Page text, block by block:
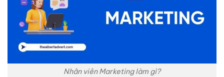
Nhân viên Marketing làm gì?